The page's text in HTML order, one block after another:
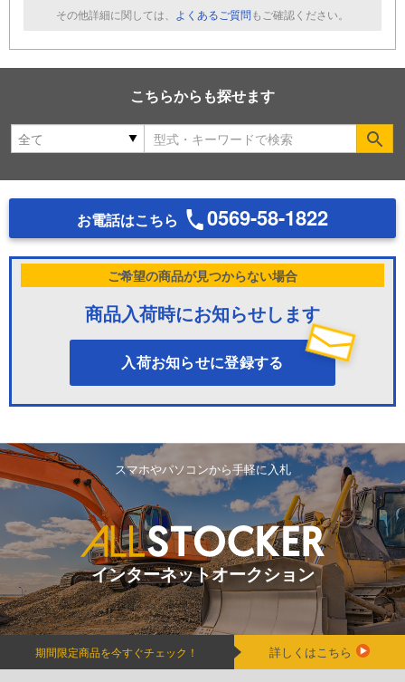
その他詳細に関しては、 よくあるご質問もご確認ください。
こちらからも探せます
お電話はこちら 0569-58-1822
ご希望の商品が見つからない場合
商品入荷時にお知らせします
入荷お知らせに登録する
スマホやパソコンから手軽に入札
インターネットオークション
期間限定商品を今すぐチェック！ 詳しくはこちら